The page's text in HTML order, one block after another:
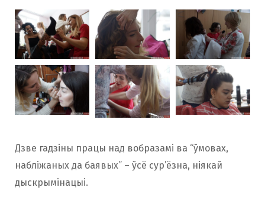
Дзве гадзіны працы над вобразамі ва “ўмовах,
набліжаных да баявых” – ўсё сур’ёзна, ніякай
дыскрымінацыі.